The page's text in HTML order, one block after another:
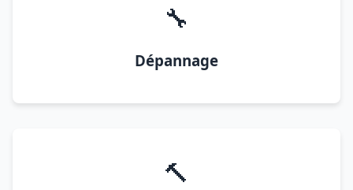
🔧
Dépannage
🔨